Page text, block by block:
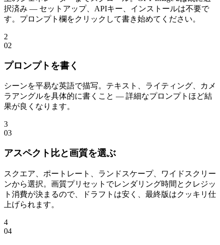
択済み — セットアップ、APIキー、インストールは不要で
す。プロンプト欄をクリックして書き始めてください。
2
02
プロンプトを書く
シーンを平易な英語で描写。テキスト、ライティング、カメ
ラアングルを具体的に書くこと — 詳細なプロンプトほど結
果が良くなります。
3
03
アスペクト比と画質を選ぶ
スクエア、ポートレート、ランドスケープ、ワイドスクリー
ンから選択。画質プリセットでレンダリング時間とクレジッ
ト消費が決まるので、ドラフトは安く、最終版はクッキリ仕
上げられます。
4
04